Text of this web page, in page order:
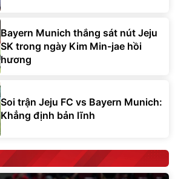
Bayern Munich thắng sát nút Jeju
SK trong ngày Kim Min-jae hồi
hương
Soi trận Jeju FC vs Bayern Munich:
Khẳng định bản lĩnh